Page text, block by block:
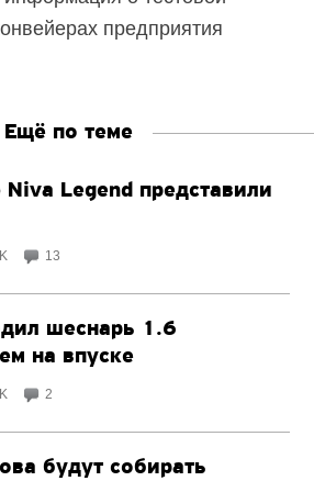
предприятия
Ещё по теме
Legend представили
13
шеснарь 1.6
на впуске
2
будут собирать